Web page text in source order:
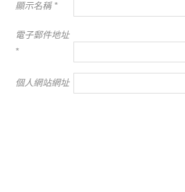
顯示名稱 *
電子郵件地址
*
個人網站網址